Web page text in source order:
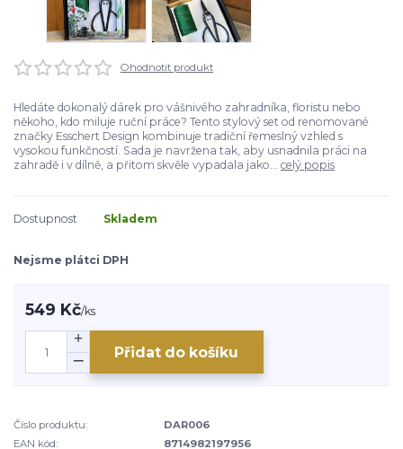
Ohodnotit produkt
Hledáte dokonalý dárek pro vášnivého zahradníka, floristu nebo
někoho, kdo miluje ruční práce? Tento stylový set od renomované
značky Esschert Design kombinuje tradiční řemeslný vzhled s
vysokou funkčností. Sada je navržena tak, aby usnadnila práci na
zahradě i v dílně, a přitom skvěle vypadala jako... celý popis
Dostupnost Skladem
Nejsme plátci DPH
549 Kč/ks
Přidat do košíku
Číslo produktu:
DAR006
EAN kód:
8714982197956